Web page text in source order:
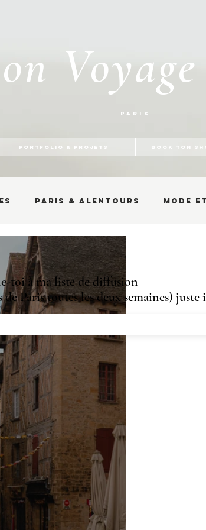
Paris
PORTFOLIO & PROJETS BOOK TON
Paris & alentours Mode
toi à ma liste de diffusion
Paris toutes les deux semaines) juste